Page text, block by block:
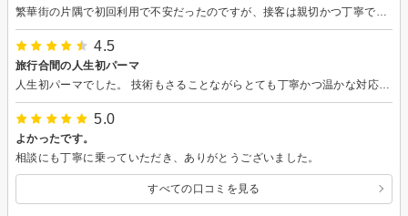
4.5
旅行合間の人生初パーマ
人生初パーマでした。 技術もさることながらとても丁寧かつ温かな対応をしていただき、思い通りの素敵な髪型に生まれ変わることができました。 大変満足してます。 また来年にお願いしようと思ってます。 ありがとうございました。
5.0
よかったです。
相談にも丁寧に乗っていただき、ありがとうございました。
すべての口コミを見る